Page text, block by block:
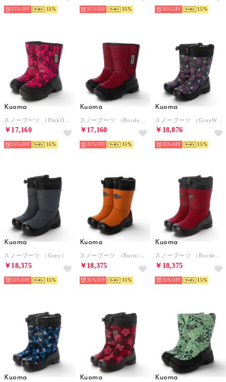
35% 15 35% 15 35% 15
Kuoma
￥17,160
35% 15
Kuoma
￥17,160
35% 15
Kuoma
￥18,876
35% 15
Kuoma
スノーブーツ （Grey）
￥18,375
35% 15
Kuoma
スノーブーツ （BurntOrange）
￥18,375
35% 15
Kuoma
スノーブーツ （Bordeaux）
￥18,375
35% 15
Kuoma Kuoma Kuoma